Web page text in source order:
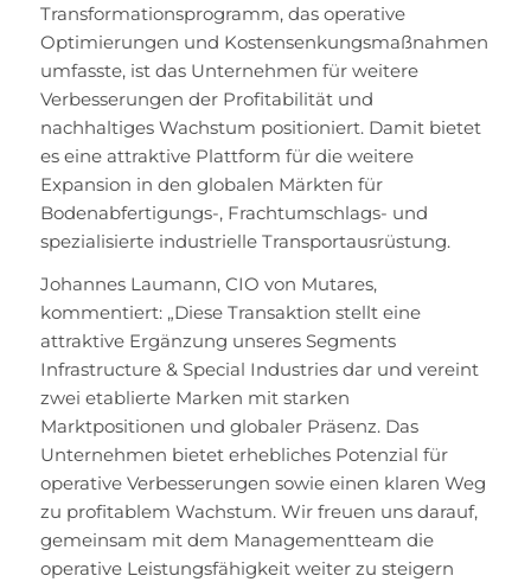
Transformationsprogramm, das operative
Optimierungen und Kostensenkungsmaßnahmen
umfasste, ist das Unternehmen für weitere
Verbesserungen der Profitabilität und
nachhaltiges Wachstum positioniert. Damit bietet
es eine attraktive Plattform für die weitere
Expansion in den globalen Märkten für
Bodenabfertigungs-, Frachtumschlags- und
spezialisierte industrielle Transportausrüstung.
Johannes Laumann, CIO von Mutares,
kommentiert: „Diese Transaktion stellt eine
attraktive Ergänzung unseres Segments
Infrastructure & Special Industries dar und vereint
zwei etablierte Marken mit starken
Marktpositionen und globaler Präsenz. Das
Unternehmen bietet erhebliches Potenzial für
operative Verbesserungen sowie einen klaren Weg
zu profitablem Wachstum. Wir freuen uns darauf,
gemeinsam mit dem Managementteam die
operative Leistungsfähigkeit weiter zu steigern